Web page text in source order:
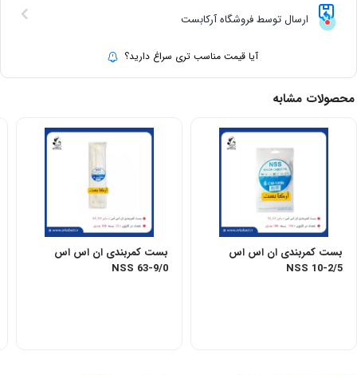
ارسال توسط فروشگاه آرکابست
آیا قیمت مناسب تری سراغ دارید؟
محصولات مشابه
بست کمربندی ان اس اس
NSS 10-2/5
بست کمربندی ان اس اس
NSS 63-9/0